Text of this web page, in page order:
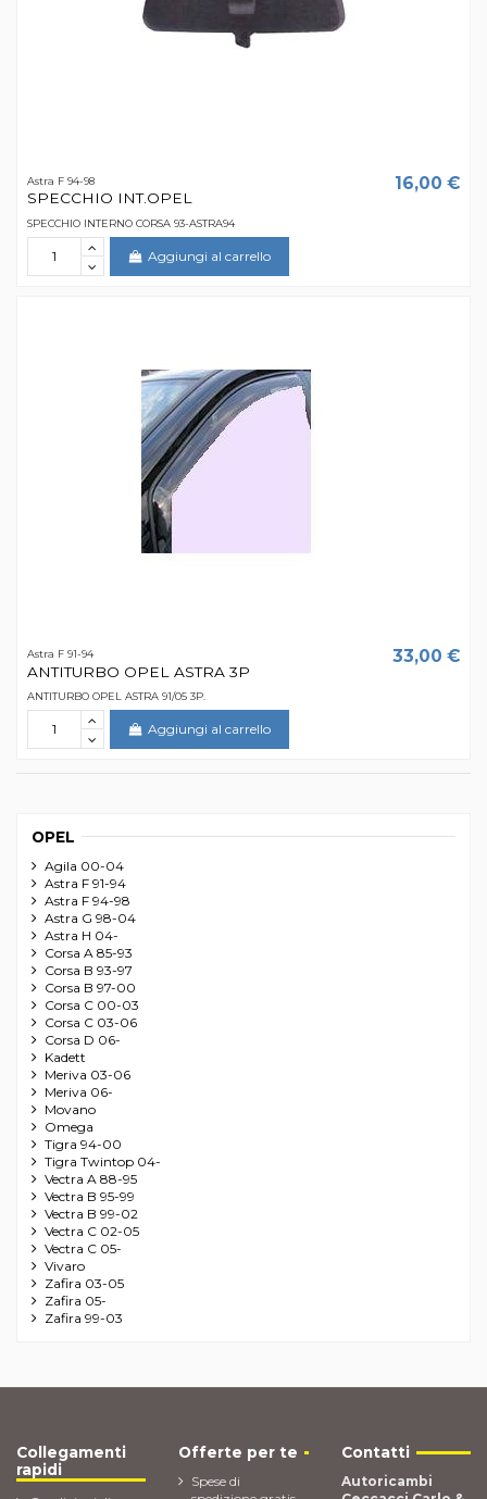
Astra F 94-98
SPECCHIO INT.OPEL
16,00 €
SPECCHIO INTERNO CORSA 93-ASTRA94
Aggiungi al carrello
Astra F 91-94
ANTITURBO OPEL ASTRA 3P
33,00 €
ANTITURBO OPEL ASTRA 91/05 3P.
Aggiungi al carrello
OPEL
Agila 00-04
Astra F 91-94
Astra F 94-98
Astra G 98-04
Astra H 04-
Corsa A 85-93
Corsa B 93-97
Corsa B 97-00
Corsa C 00-03
Corsa C 03-06
Corsa D 06-
Kadett
Meriva 03-06
Meriva 06-
Movano
Omega
Tigra 94-00
Tigra Twintop 04-
Vectra A 88-95
Vectra B 95-99
Vectra B 99-02
Vectra C 02-05
Vectra C 05-
Vivaro
Zafira 03-05
Zafira 05-
Zafira 99-03
Collegamenti
rapidi
Offerte per te
Spese di
Contatti
Autoricambi